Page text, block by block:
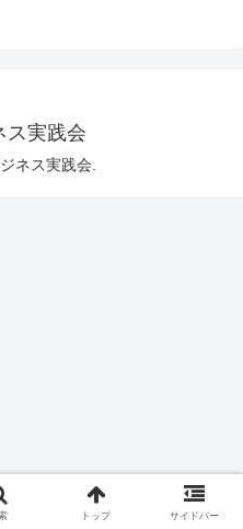
ス実践会
ネス実践会.
トップ サイドバー